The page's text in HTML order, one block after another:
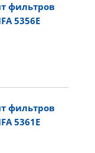
фильтров
5356E
фильтров
5361E